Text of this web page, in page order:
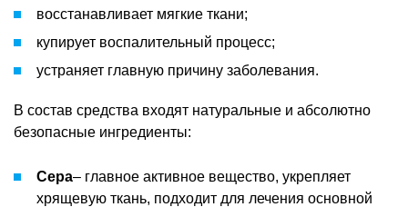
восстанавливает мягкие ткани;
купирует воспалительный процесс;
устраняет главную причину заболевания.
В состав средства входят натуральные и абсолютно
безопасные ингредиенты:
Сера– главное активное вещество, укрепляет
хрящевую ткань, подходит для лечения основной